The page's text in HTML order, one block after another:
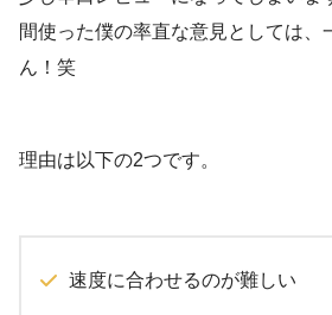
間使った僕の率直な意見としては、
ん！笑
理由は以下の2つです。
速度に合わせるのが難しい